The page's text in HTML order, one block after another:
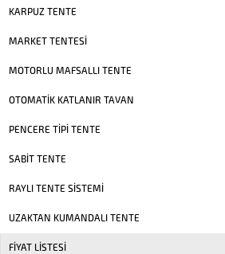
KARPUZ TENTE
MARKET TENTESI
MOTORLU MAFSALLI TENTE
OTOMATIK KATLANIR TAVAN
PENCERE TIPI TENTE
SABIT TENTE
RAYLI TENTE SISTEMI
UZAKTAN KUMANDALI TENTE
FIYAT LISTESI